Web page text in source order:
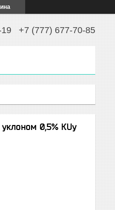
+7 (777) 677-70-85
0,5% КUу